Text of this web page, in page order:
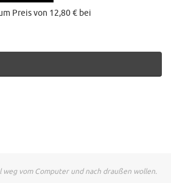
Preis von 12,80 € bei
vom Computer und nach draußen wollen.